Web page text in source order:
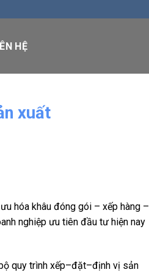
HỆ
xuất
hóa khâu đóng gói – xếp hàng –
nghiệp ưu tiên đầu tư hiện nay
quy trình xếp–đặt–định vị sản